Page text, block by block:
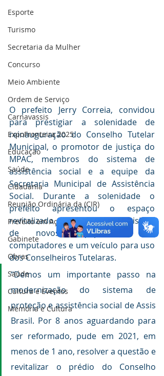
Esporte
Turismo
Secretaria da Mulher
Concurso
Meio Ambiente
Ordem de Serviço
Carnavassis
ExpoFronteira 2025
Educação
Saúde
Cidadania
Reunião Ordinária da (CIR)
Prefeito em Ação
Gabinete
Obras
Saúde
Cultura e Eventos
Memória e Cultura
O prefeito Jerry Correia, convidou
para prestigiar a solenidade de
reinauguração do Conselho Tutelar
Municipal, o promotor de justiça do
MPAC, membros do sistema de
assistência social e a equipe da
Secretaria Municipal de Assistência
Social. Durante a solenidade o
prefeito apresentou o espaço
revitalizado e anunciou a aquisição
de novos equipamentos e
computadores e um veículo para uso
dos Conselheiros Tutelaras.
“Demos um importante passo na
modernização do sistema de
proteção e assistência social de Assis
Brasil. Por 8 anos aguardando para
ser reformado, pude em 2021, em
menos de 1 ano, resolver a questão e
revitalizar o prédio do Conselho